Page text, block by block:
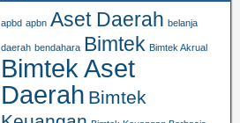
apbd apbn Aset Daerah belanja
daerah bendahara Bimtek Bimtek Akrual
Bimtek Aset
Daerah Bimtek